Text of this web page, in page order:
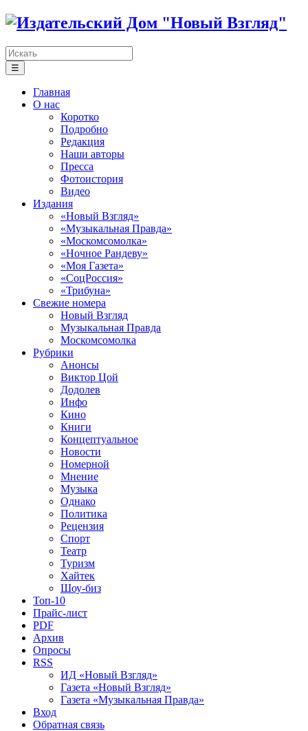
☰
Главная
О нас
Коротко
Подробно
Редакция
Наши авторы
Пресса
Фотоистория
Видео
Издания
«Новый Взгляд»
«Музыкальная Правда»
«Москомсомолка»
«Ночное Рандеву»
«Моя Газета»
«СоцРоссия»
«Трибуна»
Свежие номера
Новый Взгляд
Музыкальная Правда
Москомсомолка
Рубрики
Анонсы
Виктор Цой
Додолев
Инфо
Кино
Книги
Концептуальное
Новости
Номерной
Мнение
Музыка
Однако
Политика
Рецензия
Спорт
Театр
Туризм
Хайтек
Шоу-биз
Топ-10
Прайс-лист
PDF
Архив
Опросы
RSS
ИД «Новый Взгляд»
Газета «Новый Взгляд»
Газета «Музыкальная Правда»
Вход
Обратная связь